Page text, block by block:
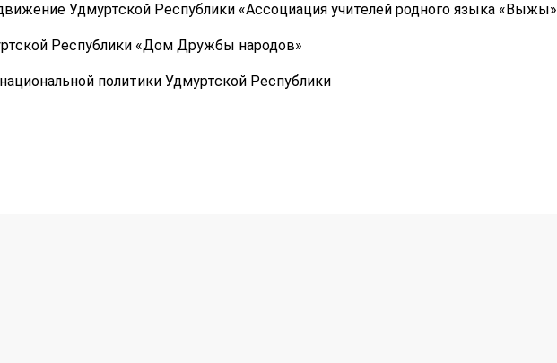
Удмуртской Республики «Ассоциация учителей родного языка «Выжы»
Республики «Дом Дружбы народов»
политики Удмуртской Республики